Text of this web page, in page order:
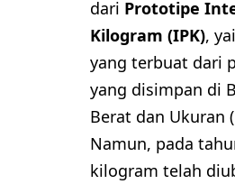
dari Prototipe
Kilogram (IPK),
yang terbuat dari
yang disimpan di
Berat dan Ukuran
Namun, pada
kilogram telah